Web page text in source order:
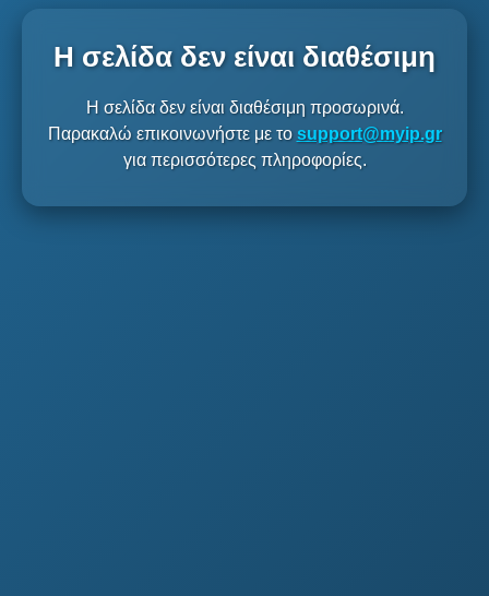
Η σελίδα δεν είναι διαθέσιμη
Η σελίδα δεν είναι διαθέσιμη προσωρινά.
Παρακαλώ επικοινωνήστε με το support@myip.gr
για περισσότερες πληροφορίες.